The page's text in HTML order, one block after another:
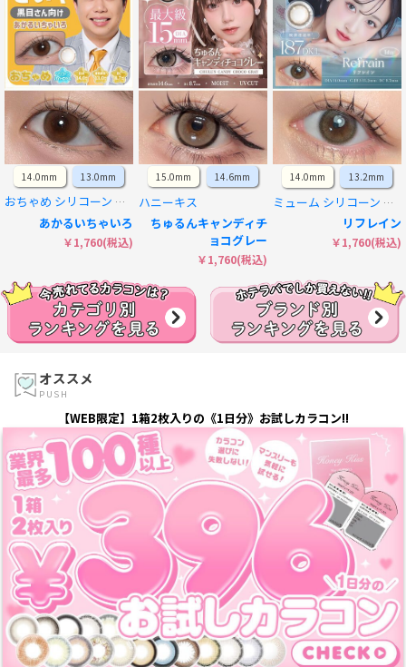
14.0mm 13.0mm
おちゃめ シリコーン ハイドロゲル／シリコン
あかるいちゃいろ
￥1,760(税込)
15.0mm 14.6mm
ハニーキス
ちゅるんキャンディチ
ョコグレー
￥1,760(税込)
14.0mm 13.2mm
ミューム シリコーン ハイドロゲル／シリコン
リフレイン
￥1,760(税込)
オススメ
PUSH
【WEB限定】1箱2枚入りの《1日分》お試しカラコン!!